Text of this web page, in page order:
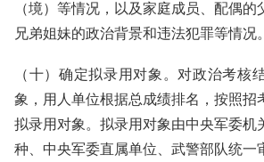
（境）等情况，以及家庭成员、配偶
兄弟姐妹的政治背景和违法犯罪等情况。
（十）确定拟录用对象。对政治考核
象，用人单位根据总成绩排名，按照招
拟录用对象。拟录用对象由中央军委机
种、中央军委直属单位、武警部队统一